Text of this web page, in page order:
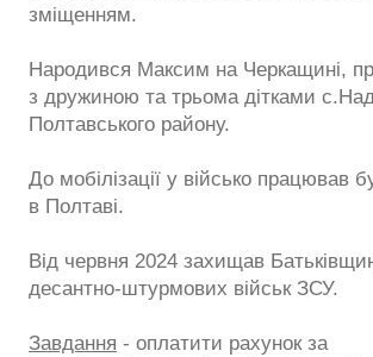
зміщенням.
Народився Максим на Черкащині,
з дружиною та трьома дітками
Полтавського району.
До мобілізації у військо працював
в Полтаві.
Від червня 2024 захищав
десантно-штурмових військ ЗСУ.
Завдання - оплатити рахунок за